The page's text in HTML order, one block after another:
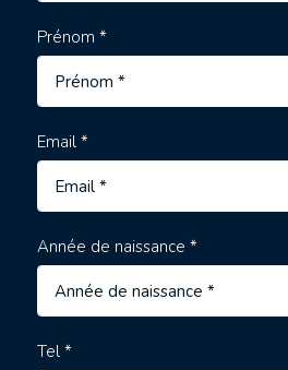
Prénom *
Email *
Année de naissance *
Tel *